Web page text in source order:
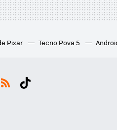
Pixar Tecno Pova 5